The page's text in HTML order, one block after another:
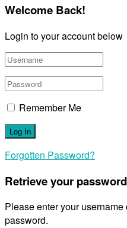
Welcome Back!
Login to your account below
Remember Me
Forgotten Password?
Retrieve your password
Please enter your
password.